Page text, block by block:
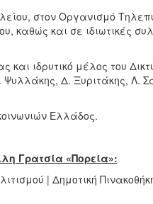
στον Οργανισμό
καθώς και σε ιδιωτικές
ιδρυτικό μέλος του
Δ. Ξυριτάκης, Λ.
Ελλάδος.
Γρατσία «Πορεία»:
| Δημοτική